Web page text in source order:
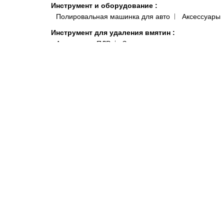
Инструмент и оборудование :
Полировальная машинка для авто
Аксессуары
Инструмент для удаления вмятин :
Аксессуары ПДР
Заглушки, клипсы для